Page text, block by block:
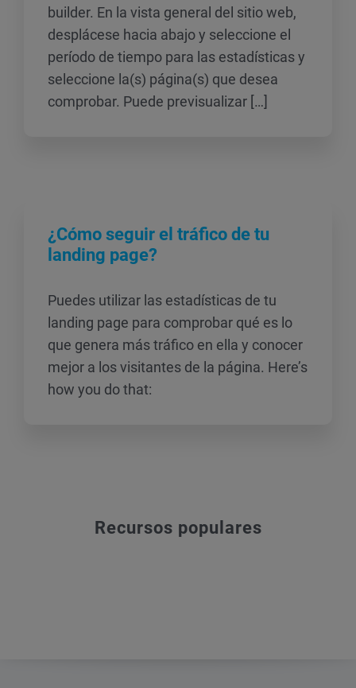
builder. En la vista general del sitio web,
desplácese hacia abajo y seleccione el
período de tiempo para las estadísticas y
seleccione la(s) página(s) que desea
comprobar. Puede previsualizar […]
¿Cómo seguir el tráfico de tu
landing page?
Puedes utilizar las estadísticas de tu
landing page para comprobar qué es lo
que genera más tráfico en ella y conocer
mejor a los visitantes de la página. Here’s
how you do that:
Recursos populares